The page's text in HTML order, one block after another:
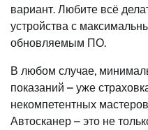
вариант. Любите всё
устройства с
обновляемым ПО.
В любом случае,
показаний – уже
некомпетентных
Автосканер – это не